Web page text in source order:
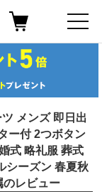
メンズ 即日出
ー付 2つボタン
式 略礼服 葬式
シーズン 春夏秋
のレビュー